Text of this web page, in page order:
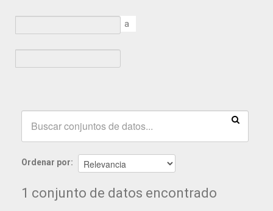
a
Ordenar por
1 conjunto de datos encontrado